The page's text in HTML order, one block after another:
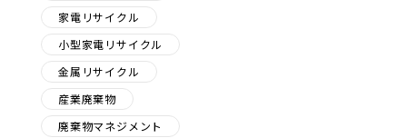
家電リサイクル
小型家電リサイクル
金属リサイクル
産業廃棄物
廃棄物マネジメント